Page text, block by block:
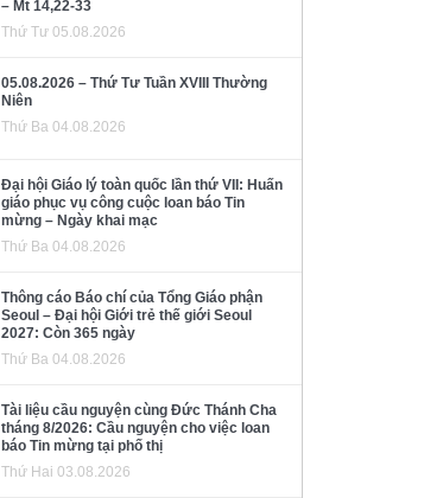
– Mt 14,22-33
Thứ Tư 05.08.2026
05.08.2026 – Thứ Tư Tuần XVIII Thường
Niên
Thứ Ba 04.08.2026
Đại hội Giáo lý toàn quốc lần thứ VII: Huấn
giáo phục vụ công cuộc loan báo Tin
mừng – Ngày khai mạc
Thứ Ba 04.08.2026
Thông cáo Báo chí của Tổng Giáo phận
Seoul – Đại hội Giới trẻ thế giới Seoul
2027: Còn 365 ngày
Thứ Ba 04.08.2026
Tài liệu cầu nguyện cùng Đức Thánh Cha
tháng 8/2026: Cầu nguyện cho việc loan
báo Tin mừng tại phố thị
Thứ Hai 03.08.2026